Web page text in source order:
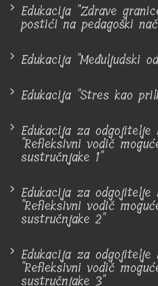
Edukacija "Zdrave
postići na pedagoški
Edukacija "Međuljudski
Edukacija "Stres kao
Edukacija za
"Refleksivni vodič
sustručnjake 1"
Edukacija za
"Refleksivni vodič
sustručnjake 2"
Edukacija za
"Refleksivni vodič
sustručnjake 3"